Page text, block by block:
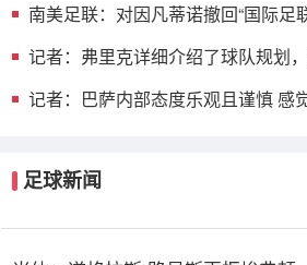
南美足联：对因凡蒂诺撤回“国际足
记者：弗里克详细介绍了球队规划
记者：巴萨内部态度乐观且谨慎 感
足球新闻